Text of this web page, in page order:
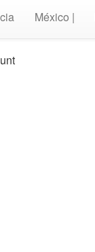
México |